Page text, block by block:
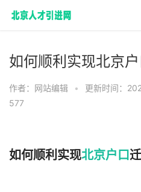
如何顺利实现北京
作者：网站编辑 • 更新时间：
577
如何顺利实现北京户口